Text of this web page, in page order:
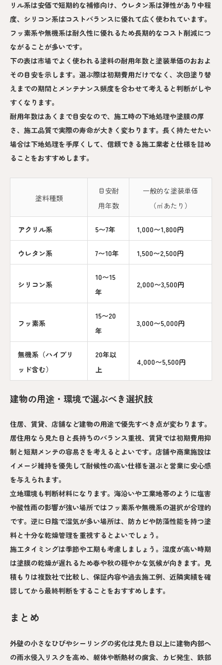
リル系は安価で短期的な補修向け、ウレタン系は弾性があり中程
度、シリコン系はコストバランスに優れて広く使われています。
フッ素系や無機系は耐久性に優れるため長期的なコスト削減につ
ながることが多いです。
下の表は市場でよく使われる塗料の耐用年数と塗装単価のおおよ
その目安を示します。選ぶ際は初期費用だけでなく、次回塗り替
えまでの期間とメンテナンス頻度を合わせて考えると判断がしや
すくなります。
耐用年数はあくまで目安なので、施工時の下地処理や塗膜の厚
さ、施工品質で実際の寿命が大きく変わります。長く持たせたい
場合は下地処理を手厚くして、信頼できる施工業者と仕様を詰め
ることをおすすめします。
塗料種類
目安耐
用年数
一般的な塗装単価
（㎡あたり）
アクリル系 5〜7年 1,000〜1,800円
ウレタン系 7〜10年 1,500〜2,500円
シリコン系
10〜15
年
2,000〜3,500円
フッ素系
15〜20
年
3,000〜5,000円
無機系（ハイブリ
ッド含む）
20年以
上
4,000〜5,500円
建物の用途・環境で選ぶべき選択肢
住居、賃貸、店舗など建物の用途で優先すべき点が変わります。
居住用なら見た目と長持ちのバランス重視、賃貸では初期費用抑
制と短期メンテの容易さを考えるとよいです。店舗や商業施設は
イメージ維持を優先して耐候性の高い仕様を選ぶと営業に安心感
を与えられます。
立地環境も判断材料になります。海沿いや工業地帯のように塩害
や酸性雨の影響が強い場所ではフッ素系や無機系の選択が合理的
です。逆に日陰で湿気が多い場所は、防カビや防藻性能を持つ塗
料と十分な乾燥管理を重視するとよいでしょう。
施工タイミングは季節や工期も考慮しましょう。湿度が高い時期
は塗膜の乾燥が遅れるため春や秋の穏やかな気候が向きます。見
積もりは複数社で比較し、保証内容や過去施工例、近隣実績を確
認してから最終判断をすることをおすすめします。
まとめ
外壁の小さなひびやシーリングの劣化は見た目以上に建物内部へ
の雨水侵入リスクを高め、躯体や断熱材の腐食、カビ発生、鉄部